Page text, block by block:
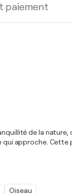
paiement
de la
approche.
Oiseau